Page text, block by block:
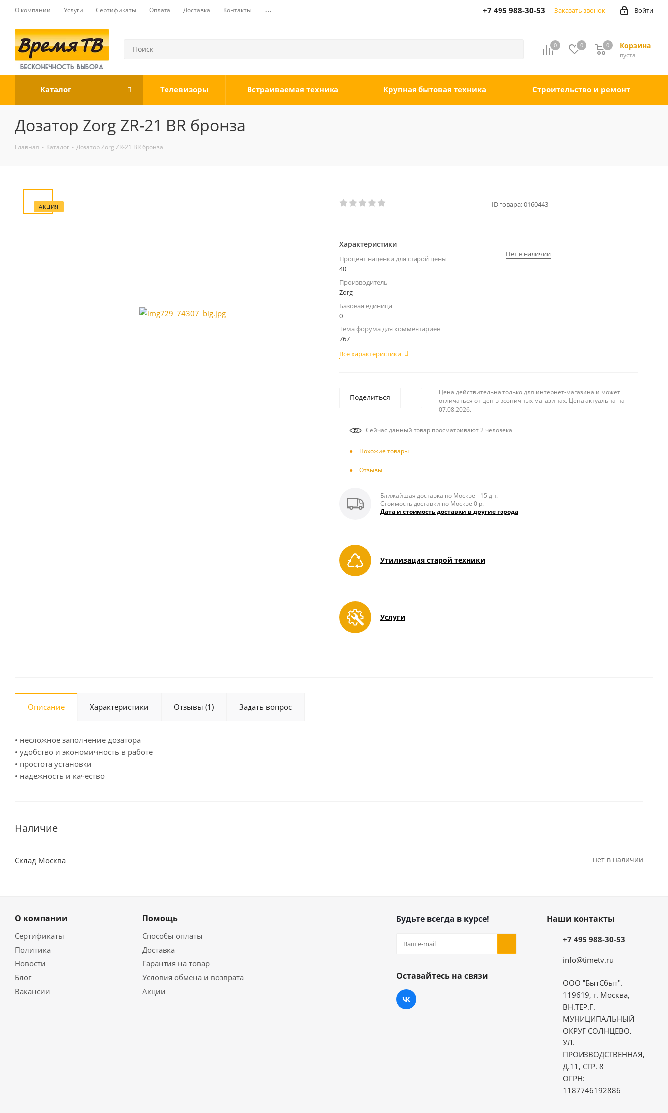
О компании Услуги Сертификаты Оплата Доставка Контакты ... Войти
+7 495 988-30-53 Заказать звонок
0 0 Корзина
0
пуста
0
Каталог Телевизоры Встраиваемая техника Крупная бытовая техника Строительство и ремонт
Дозатор Zorg ZR-21 BR бронза
Главная - Каталог - Дозатор Zorg ZR-21 BR бронза
АКЦИЯ ID товара:0160443
Характеристики
Процент наценки для старой цены
40
Производитель
Zorg
Базовая единица
0
Тема форума для комментариев
767
Все характеристики
Нет в наличии
Поделиться
Цена действительна только для интернет-магазина и может
отличаться от цен в розничных магазинах. Цена актуальна на
07.08.2026.
Сейчас данный товар просматривают 2 человека
Похожие товары
Отзывы
Ближайшая доставка по Москве - 15 дн.
Стоимость доставки по Москве 0 р.
Дата и стоимость доставки в другие города
Утилизация старой техники
Услуги
Описание Характеристики Отзывы (1) Задать вопрос
• несложное заполнение дозатора
• удобство и экономичность в работе
• простота установки
• надежность и качество
Наличие
Склад Москва Нет в наличии
О компании
Сертификаты
Политика
Новости
Блог
Вакансии
Помощь
Способы оплаты
Доставка
Гарантия на товар
Условия обмена и возврата
Акции
Будьте всегда в курсе!
Оставайтесь на связи
Наши контакты
+7 495 988-30-53
info@timetv.ru
ООО "БытСбыт".
119619, г. Москва,
ВН.ТЕР.Г.
МУНИЦИПАЛЬНЫЙ
ОКРУГ СОЛНЦЕВО,
УЛ.
ПРОИЗВОДСТВЕННАЯ,
Д.11, СТР. 8
ОГРН:
1187746192886